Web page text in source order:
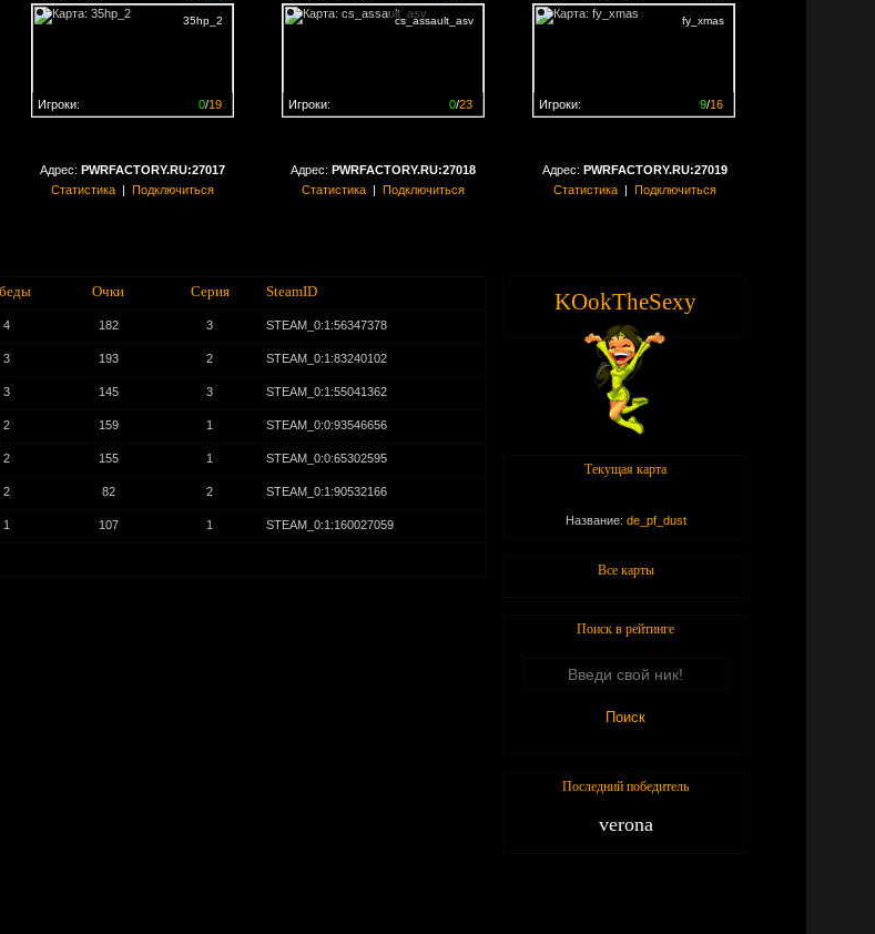
35hp_2
0/19
Игроки:
cs_assault_asv
0/23
Игроки:
fy_xmas
9/16
Игроки:
Адрес: PWRFACTORY.RU:27017
Статистика| Подключиться
Адрес: PWRFACTORY.RU:27018
Статистика| Подключиться
Адрес: PWRFACTORY.RU:27019
Статистика| Подключиться
Очки Серия SteamID
4 182 3 STEAM_0:1:56347378
3 193 2 STEAM_0:1:83240102
3 145 3 STEAM_0:1:55041362
2 159 1 STEAM_0:0:93546656
2 155 1 STEAM_0:0:65302595
2 82 2 STEAM_0:1:90532166
1 107 1 STEAM_0:1:160027059
KOokTheSexy
Текущая карта
Название: de_pf_dust
Все карты
Поиск в рейтинге
Последний победитель
verona